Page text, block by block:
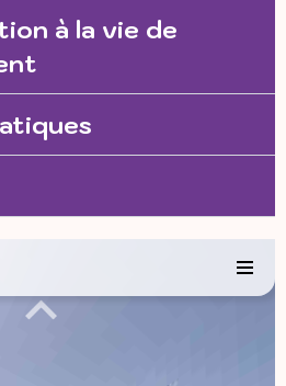
à la vie de